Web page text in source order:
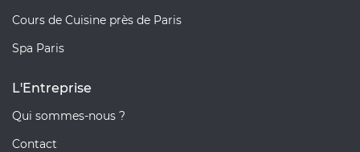
Cours de Cuisine près de Paris
Spa Paris
L'Entreprise
Qui sommes-nous ?
Contact